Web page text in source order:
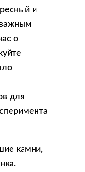
и
важным
о
для
камни,